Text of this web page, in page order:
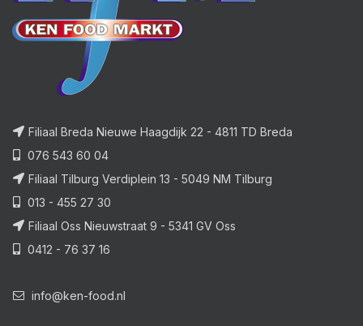
Filiaal Breda Nieuwe Haagdijk 22 - 4811 TD Breda
076 543 60 04
Filiaal Tilburg Verdiplein 13 - 5049 NM Tilburg
013 - 455 27 30
Filiaal Oss Nieuwstraat 9 - 5341 GV Oss
0412 - 76 37 16
info@ken-food.nl